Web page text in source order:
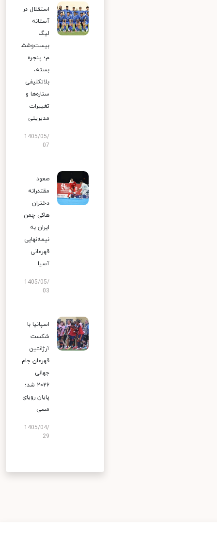
استقلال در
آستانه
لیگ
بیست‌وشش
م؛ پنجره
بسته،
بلاتکلیفی
ستاره‌ها و
تغییرات
مدیریتی
1405/05/
07
صعود
مقتدرانه
دختران
هاکی چمن
ایران به
نیمه‌نهایی
قهرمانی
آسیا
1405/05/
03
اسپانیا با
شکست
آرژانتین
قهرمان جام
جهانی
۲۰۲۶ شد؛
پایان رویای
مسی
1405/04/
29